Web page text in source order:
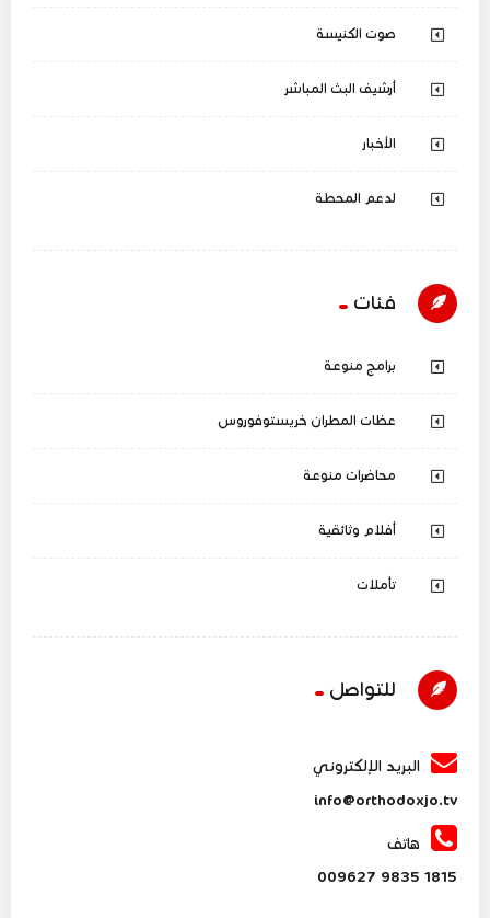
صوت الكنيسة
أرشيف البث المباشر
الأخبار
لدعم المحطة
فئات
برامج منوعة
عظات المطران خريستوفوروس
محاضرات منوعة
أفلام وثائقية
تأملات
للتواصل
البريد الإلكتروني
info@orthodoxjo.tv
هاتف
1815 9835 009627